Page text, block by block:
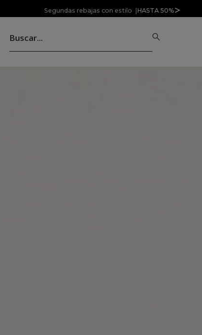
Segundas rebajas con estilo |HASTA 50%